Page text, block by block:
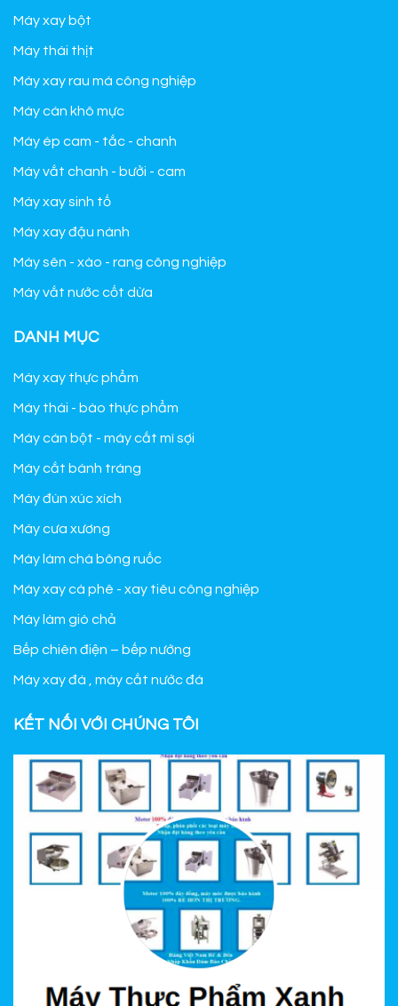
Máy xay bột
Máy thái thịt
Máy xay rau má công nghiệp
Máy cán khô mực
Máy ép cam - tắc - chanh
Máy vắt chanh - bưởi - cam
Máy xay sinh tố
Máy xay đậu nành
Máy sên - xào - rang công nghiệp
Máy vắt nước cốt dừa
DANH MỤC
Máy xay thực phẩm
Máy thái - bào thực phẩm
Máy cán bột - máy cắt mì sợi
Máy cắt bánh tráng
Máy đùn xúc xích
Máy cưa xương
Máy làm chà bông ruốc
Máy xay cà phê - xay tiêu công nghiệp
Máy làm giò chả
Bếp chiên điện – bếp nướng
Máy xay đá , máy cắt nước đá
KẾT NỐI VỚI CHÚNG TÔI